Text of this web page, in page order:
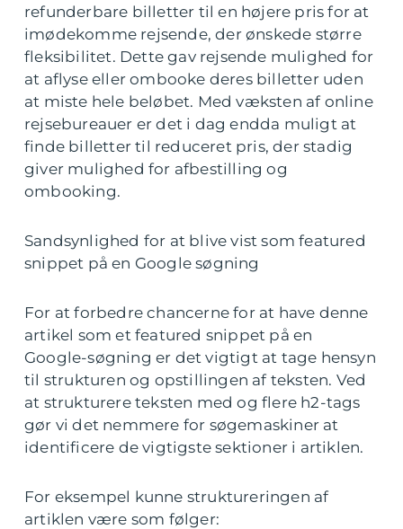
refunderbare billetter til en højere pris for at
imødekomme rejsende, der ønskede større
fleksibilitet. Dette gav rejsende mulighed for
at aflyse eller ombooke deres billetter uden
at miste hele beløbet. Med væksten af online
rejsebureauer er det i dag endda muligt at
finde billetter til reduceret pris, der stadig
giver mulighed for afbestilling og
ombooking.
Sandsynlighed for at blive vist som featured
snippet på en Google søgning
For at forbedre chancerne for at have denne
artikel som et featured snippet på en
Google-søgning er det vigtigt at tage hensyn
til strukturen og opstillingen af teksten. Ved
at strukturere teksten med og flere h2-tags
gør vi det nemmere for søgemaskiner at
identificere de vigtigste sektioner i artiklen.
For eksempel kunne struktureringen af
artiklen være som følger: